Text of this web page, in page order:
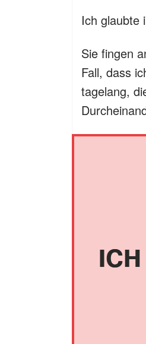
Ich glaubte
Sie fingen
Fall, dass
tagelang,